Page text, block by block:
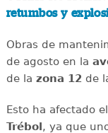
retumbos y
Obras de
de agosto en la
de la zona 12 de
Esto ha afectado
Trébol, ya que